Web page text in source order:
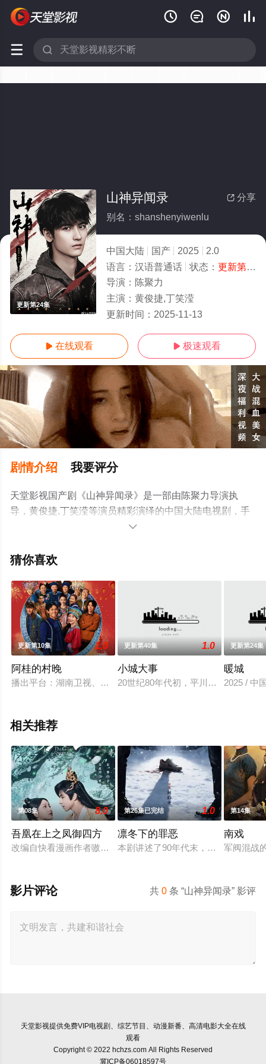
   
 
更新第24集
 分享
山神异闻录
别名：shanshenyiwenlu
中国大陆 国产 2025
2.0
语言： 汉语普通话 状态： 更新第24集
导演： 陈聚力
主演： 黄俊捷,丁笑滢
更新时间： 2025-11-13
 在线观看  极速观看
剧情介绍 我要评分
天堂影视国产剧《山神异闻录》是一部由陈聚力导演执
导，黄俊捷,丁笑滢等演员精彩演绎的中国大陆电视剧，手
机免费观看高清无删减完整版电视剧全集就上天堂电影
等平台了解。

猜你喜欢
更新第10集 1.0
阿桂的村晚
播出平台：湖南卫视、芒果TV 出品方：芒果TV、大芒剧场 联合
更新第40集 1.0
小城大事
20世纪80年代初，平川县为了加快发
更新第24集
暖城
2025 / 中
相关推荐
第08集 8.0
吾凰在上之凤御四方
改编自快看漫画作者嗷小泽的独家连载漫画《吾凰在上》。
第26集已完结 1.0
凛冬下的罪恶
本剧讲述了90年代末，怒河市刑侦支
第14集
南戏
军阀混战
共0 条 “山神异闻录” 影评
影片评论
天堂影视提供免费VIP电视剧、综艺节目、动漫新番、高清电影大全在线
观看
Copyright © 2022 hchzs.com All Rights Reserved
冀ICP备06018597号